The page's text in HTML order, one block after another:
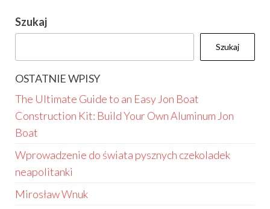
Szukaj
Szukaj
OSTATNIE WPISY
The Ultimate Guide to an Easy Jon Boat
Construction Kit: Build Your Own Aluminum Jon
Boat
Wprowadzenie do świata pysznych czekoladek
neapolitanki
Mirosław Wnuk